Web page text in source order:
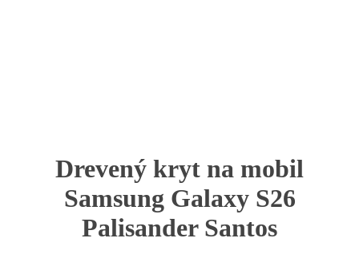
Drevený kryt na mobil
Samsung Galaxy S26
Palisander Santos